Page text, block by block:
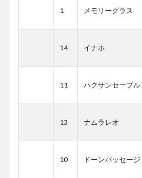
1 メモリーグラス
14 イナホ
11 ハクサンセーブル
13 ナムラレオ
10 ドーンパッセージ